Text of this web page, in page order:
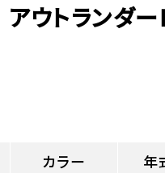
アウトランダ
カラー 年